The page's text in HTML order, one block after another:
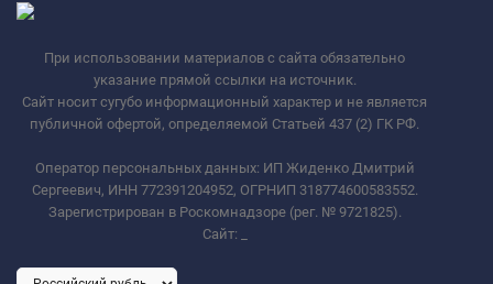
При использовании материалов с сайта обязательно
указание прямой ссылки на источник.
Сайт носит сугубо информационный характер и не является
публичной офертой, определяемой Статьей 437 (2) ГК РФ.
Оператор персональных данных: ИП Жиденко Дмитрий
Сергеевич, ИНН 772391204952, ОГРНИП 318774600583552.
Зарегистрирован в Роскомнадзоре (рег. № 9721825).
Сайт: